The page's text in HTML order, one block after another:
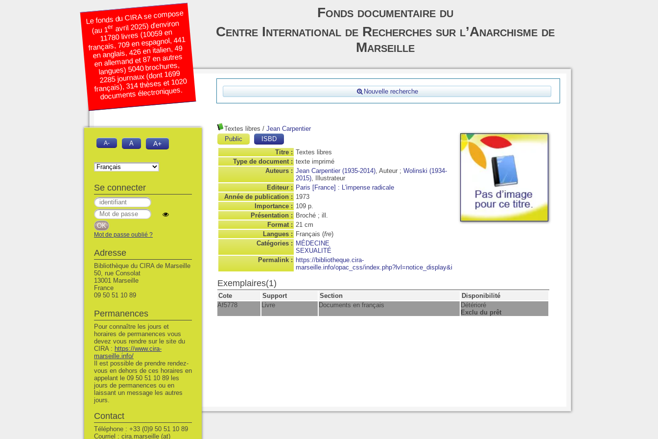
Nouvelle recherche
Textes libres / Jean Carpentier
Public
ISBD
Titre : Textes libres
Type de document : texte imprimé
Auteurs : Jean Carpentier (1935-2014), Auteur ; Wolinski (1934-
2015), Illustrateur
Editeur : Paris [France] : L'impense radicale
Année de publication : 1973
Importance : 109 p.
Présentation : Broché ; ill.
Format : 21 cm
Langues : Français (fre)
Catégories : MÉDECINE
SEXUALITÉ
Permalink : https://bibliotheque.cira-
marseille.info/opac_css/index.php?lvl=notice_display&i
Exemplaires(1)
Cote Support Section
Disponibilité
Af5778
Livre Documents en français
Détérioré
Exclu du prêt
Le fonds du CIRA se compose
(au 1eravril 2025) d’environ
11780 livres (10059 en
français, 709 en espagnol, 441
en anglais, 426 en italien, 49
en allemand et 87 en autres
langues) 5040 brochures,
2285 journaux (dont 1699
français), 314 thèses et 1020
documents électroniques.
Fonds documentaire du
Centre International de Recherches sur l’Anarchisme de
Marseille
A- A A+
Se connecter
Mot de passe oublié ?
Adresse
Bibliothèque du CIRA de Marseille
50, rue Consolat
13001 Marseille
France
09 50 51 10 89
Permanences
Pour connaître les jours et
horaires de permanences vous
devez vous rendre sur le site du
CIRA : https://www.cira-
marseille.info/
Il est possible de prendre rendez-
vous en dehors de ces horaires en
appelant le 09 50 51 10 89 les
jours de permanences ou en
laissant un message les autres
jours.
Contact
Téléphone : +33 (0)9 50 51 10 89
Courriel : cira.marseille (at)